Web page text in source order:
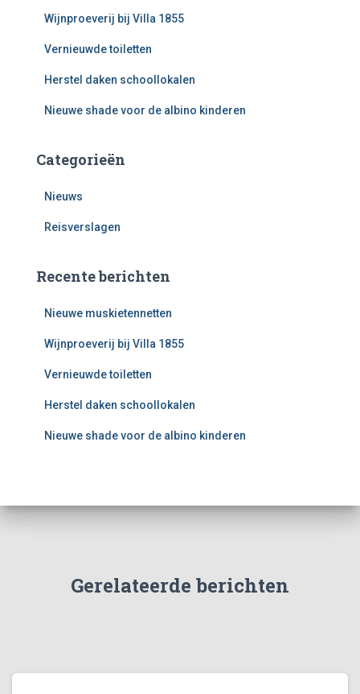
Wijnproeverij bij Villa 1855
Vernieuwde toiletten
Herstel daken schoollokalen
Nieuwe shade voor de albino kinderen
Categorieën
Nieuws
Reisverslagen
Recente berichten
Nieuwe muskietennetten
Wijnproeverij bij Villa 1855
Vernieuwde toiletten
Herstel daken schoollokalen
Nieuwe shade voor de albino kinderen
Gerelateerde berichten